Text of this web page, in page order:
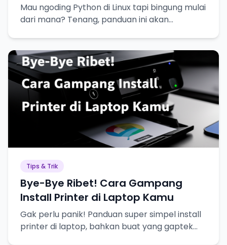
Mau ngoding Python di Linux tapi bingung mulai
dari mana? Tenang, panduan ini akan
Tips & Trik
Bye-Bye Ribet! Cara Gampang
Install Printer di Laptop Kamu
Gak perlu panik! Panduan super simpel install
printer di laptop, bahkan buat yang gaptek